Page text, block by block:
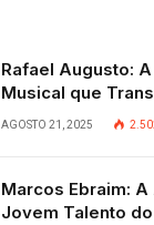
Rafael Augusto:
Musical que
AGOSTO 21, 2025
Marcos Ebraim:
Jovem Talento